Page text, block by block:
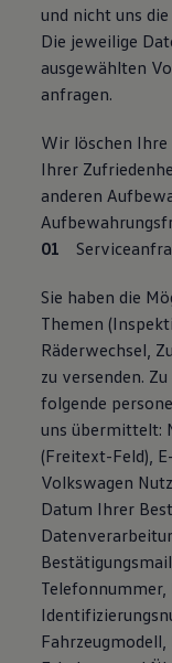
und nicht uns
Die jeweilige
ausgewählten
anfragen.
Wir löschen
Ihrer
anderen
Sie haben die
Themen
Räderwechsel,
zu versenden.
folgende
uns übermittelt:
(Freitext-Feld),
Volkswagen
Datum Ihrer
Telefonnummer,